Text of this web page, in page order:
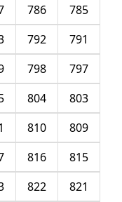
785
786
791
792
797
798
803
804
809
810
815
816
821
822